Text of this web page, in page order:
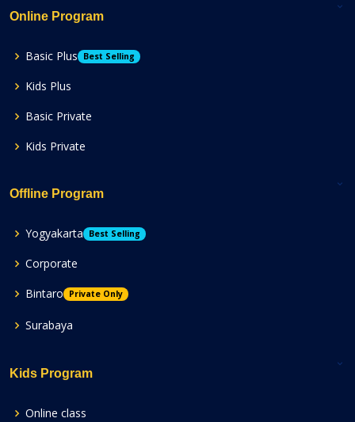
Online Program
Basic Plus Best Selling
Kids Plus
Basic Private
Kids Private
Offline Program
Yogyakarta Best Selling
Corporate
Bintaro
Private Only
Surabaya
Kids Program
Online class